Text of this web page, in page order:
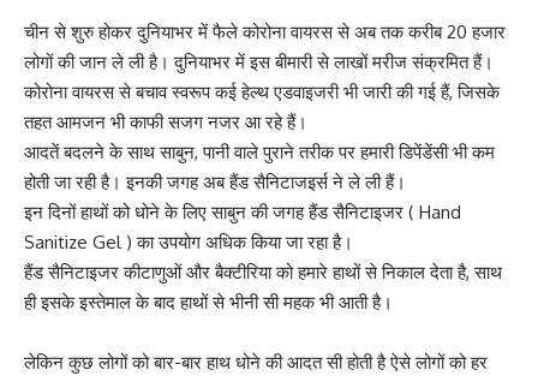
चीन से शुरु होकर दुनियाभर में फैलेकोरोनावायरस से अब तक करीब 20 हजार
लोगों की जान ले ली है। दुनियाभर में इस बीमारी से लाखों मरीज संक्रमित हैं।
कोरोना वायरस से बचाव स्वरूप कई हेल्थ एडवाइजरी भी जारी की गई हैं, जिसके
तहत आमजन भी काफी सजग नजर आ रहे हैं।
आदतें बदलने के साथ साबुन, पानी वाले पुराने तरीक पर हमारी डिपेंडेंसी भी कम
होती जा रही है। इनकी जगह अब हैंड सैनिटाजइर्स ने ले ली हैं।
इन दिनों हाथों को धोने के लिए साबुन की जगह हैंड सैनिटाइजर ( Hand
Sanitize Gel ) का उपयोग अधिक किया जा रहा है।
हैंड सैनिटाइजर कीटाणुओं और बैक्टीरिया को हमारे हाथों से निकाल देता है, साथ
ही इसके इस्तेमाल के बाद हाथों से भीनी सी महक भी आती है।
लेकिन कुछ लोगों को बार-बार हाथ धोने की आदत सी होती है ऐसे लोगों को हर